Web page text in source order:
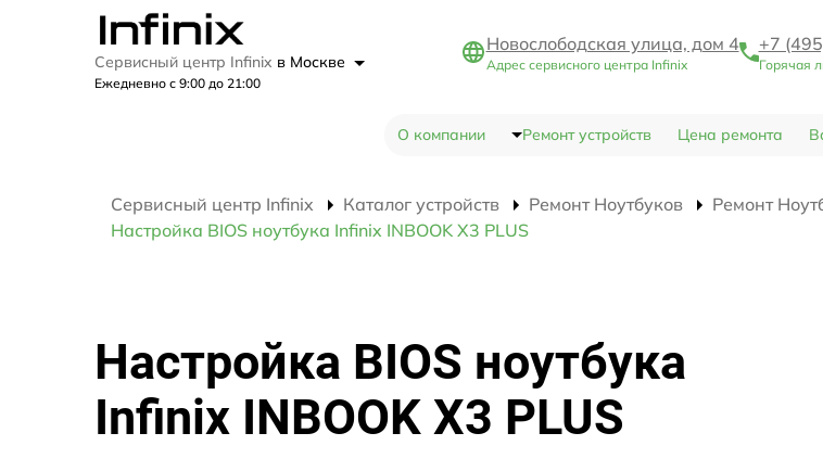
Сервисный центр Infinix в Москве
Ежедневно с 9:00 до 21:00
Новослободская улица, дом 4
Адрес сервисного центра Infinix
+7
Горячая
О компании Ремонт устройств Цена ремонта
Сервисный центр Infinix Каталог устройств Ремонт Ноутбуков
Ремонт
Настройка BIOS ноутбука Infinix INBOOK X3 PLUS
Настройка BIOS ноутбука
Infinix INBOOK X3 PLUS